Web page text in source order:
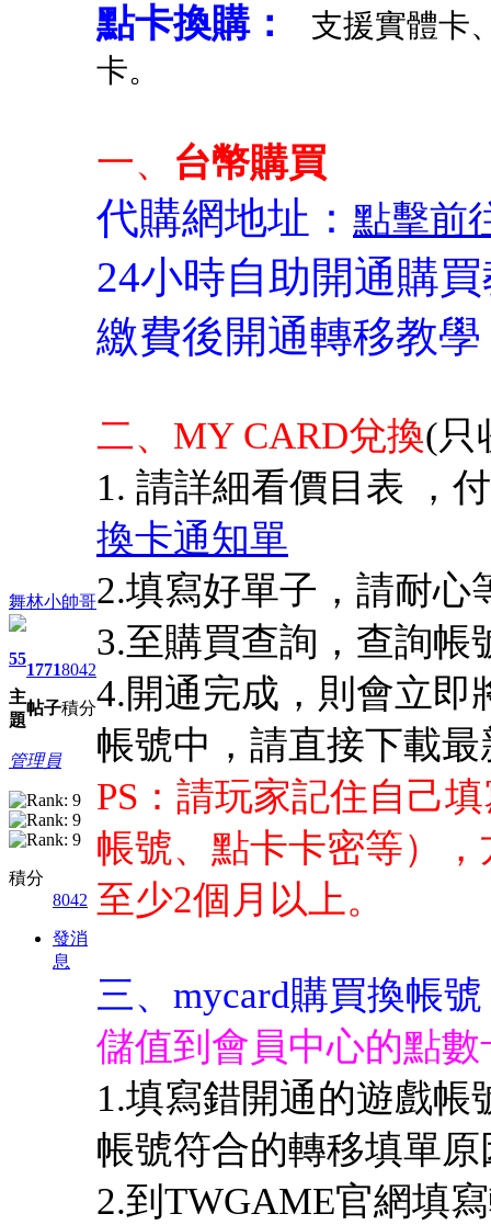
舞林小帥哥
55
主
題
1771
帖子
8042
積分
管理員
積分
8042
發消
息
點卡換購：
支援實體卡
卡。
一、 台幣購買
代購網地址： 點擊前
24小時自助開通購
繳費後開通轉移教學
二、MY CARD兌換(只
1. 請詳細看價目表 ，
換卡通知單
2.填寫好單子，請耐心
3.至購買查詢，查詢帳
4.開通完成，則會立即
帳號中，請直接下載
PS：請玩家記住自己
帳號、點卡卡密等）
至少2個月以上。
三、mycard購買換帳
儲值到會員中心的點數
1.填寫錯開通的遊戲
帳號符合的轉移填單原
2.到TWGAME官網填